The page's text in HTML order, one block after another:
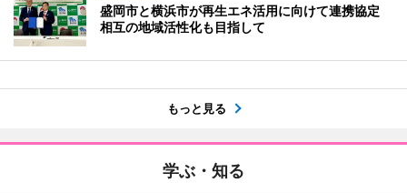
盛岡市と横浜市が再生エネ活用に向けて連携協定
相互の地域活性化も目指して
もっと見る
学ぶ・知る